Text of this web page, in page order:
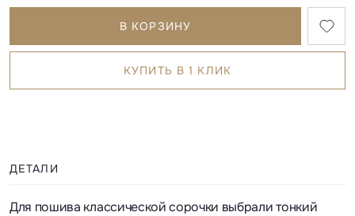
В КОРЗИНУ
КУПИТЬ В 1 КЛИК
ДЕТАЛИ
Для пошива классической сорочки выбрали тонкий